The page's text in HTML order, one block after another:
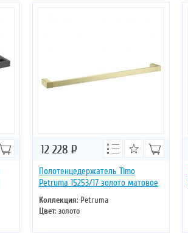
Полотенцедержатель Timo
Petruma 15253/17 золото матовое
Коллекция: Petruma
Цвет: золото
12 228 Р